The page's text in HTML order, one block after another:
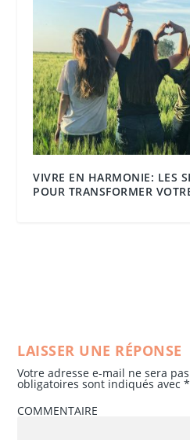
VIVRE EN HARMONIE: LES
POUR TRANSFORMER
LAISSER UNE RÉPONSE
Votre adresse e-mail ne sera
obligatoires sont indiqués avec*
COMMENTAIRE